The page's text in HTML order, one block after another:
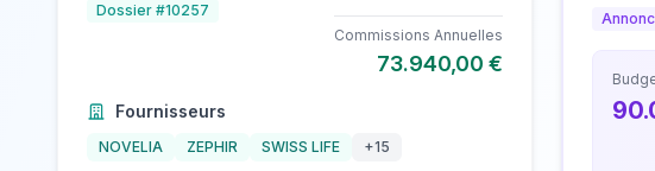
Dossier #10257
Commissions Annuelles
73.940,00 €
Fournisseurs
NOVELIA ZEPHIR SWISS LIFE +15